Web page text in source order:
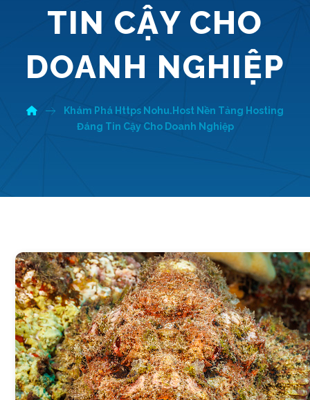
TIN CẬY CHO
DOANH NGHIỆP
Khám Phá Https Nohu.Host Nền Tảng Hosting
Đáng Tin Cậy Cho Doanh Nghiệp